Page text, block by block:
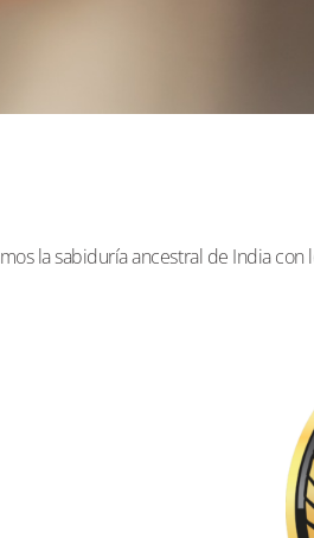
la sabiduría ancestral de India